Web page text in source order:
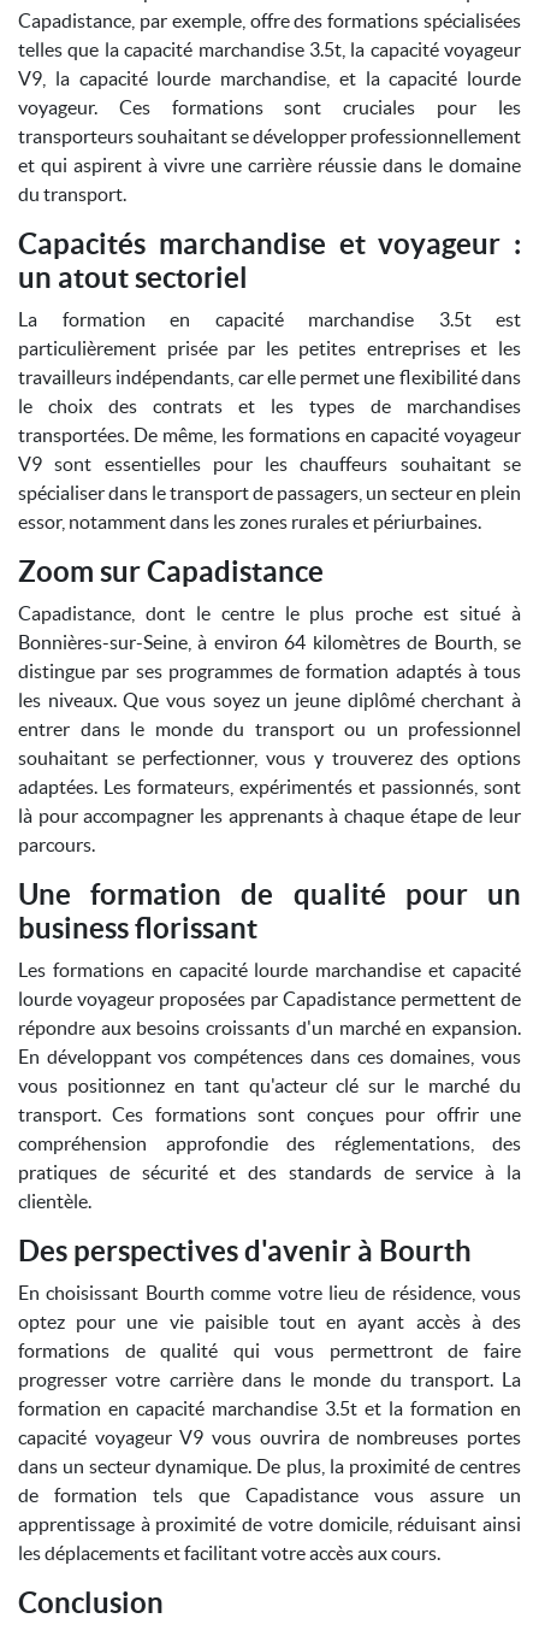
Capadistance, par exemple, offre des formations spécialisées
telles que la capacité marchandise 3.5t, la capacité voyageur
V9, la capacité lourde marchandise, et la capacité lourde
voyageur. Ces formations sont cruciales pour les
transporteurs souhaitant se développer professionnellement
et qui aspirent à vivre une carrière réussie dans le domaine
du transport.
Capacités marchandise et voyageur :
un atout sectoriel
La formation en capacité marchandise 3.5t est
particulièrement prisée par les petites entreprises et les
travailleurs indépendants, car elle permet une flexibilité dans
le choix des contrats et les types de marchandises
transportées. De même, les formations en capacité voyageur
V9 sont essentielles pour les chauffeurs souhaitant se
spécialiser dans le transport de passagers, un secteur en plein
essor, notamment dans les zones rurales et périurbaines.
Zoom sur Capadistance
Capadistance, dont le centre le plus proche est situé à
Bonnières-sur-Seine, à environ 64 kilomètres de Bourth, se
distingue par ses programmes de formation adaptés à tous
les niveaux. Que vous soyez un jeune diplômé cherchant à
entrer dans le monde du transport ou un professionnel
souhaitant se perfectionner, vous y trouverez des options
adaptées. Les formateurs, expérimentés et passionnés, sont
là pour accompagner les apprenants à chaque étape de leur
parcours.
Une formation de qualité pour un
business florissant
Les formations en capacité lourde marchandise et capacité
lourde voyageur proposées par Capadistance permettent de
répondre aux besoins croissants d'un marché en expansion.
En développant vos compétences dans ces domaines, vous
vous positionnez en tant qu'acteur clé sur le marché du
transport. Ces formations sont conçues pour offrir une
compréhension approfondie des réglementations, des
pratiques de sécurité et des standards de service à la
clientèle.
Des perspectives d'avenir à Bourth
En choisissant Bourth comme votre lieu de résidence, vous
optez pour une vie paisible tout en ayant accès à des
formations de qualité qui vous permettront de faire
progresser votre carrière dans le monde du transport. La
formation en capacité marchandise 3.5t et la formation en
capacité voyageur V9 vous ouvrira de nombreuses portes
dans un secteur dynamique. De plus, la proximité de centres
de formation tels que Capadistance vous assure un
apprentissage à proximité de votre domicile, réduisant ainsi
les déplacements et facilitant votre accès aux cours.
Conclusion